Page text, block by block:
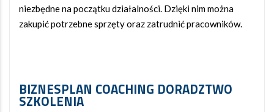
niezbędne na początku działalności. Dzięki nim można
zakupić potrzebne sprzęty oraz zatrudnić pracowników.
BIZNESPLAN COACHING DORADZTWO
SZKOLENIA